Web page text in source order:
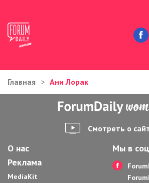
ЖИЗНЬ И ИСТОРИИ
ИММИГРАЦИЯ В США
АВТОРСКИЕ КОЛОНКИ
Главная Ани Лорак
Смотреть о
О нас
Реклама
MediaKit
Мы в